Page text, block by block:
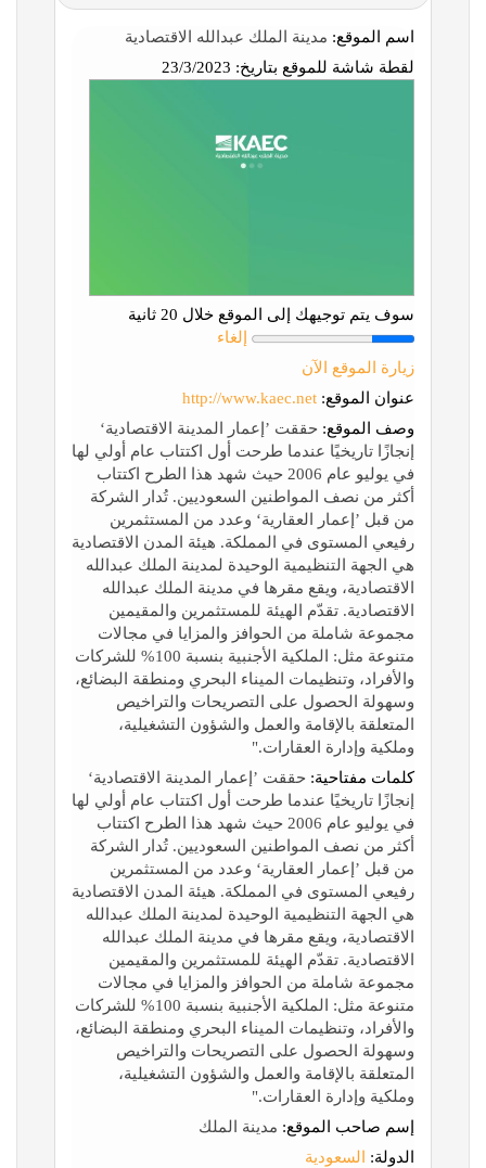
اسم الموقع: مدينة الملك عبدالله الاقتصادية
لقطة شاشة للموقع بتاريخ:
سوف يتم توجيهك إلى الموقع خلال 20 ثانية
إلغاء
زيارة الموقع الآن
عنوان الموقع: http://www.kaec.net
وصف الموقع: حققت ’إعمار المدينة الاقتصادية‘
إنجازًا تاريخيًا عندما طرحت أول اكتتاب عام أولي لها
في يوليو عام 2006 حيث شهد هذا الطرح اكتتاب
أكثر من نصف المواطنين السعوديين. تُدار الشركة
من قبل ’إعمار العقارية‘ وعدد من المستثمرين
رفيعي المستوى في المملكة. هيئة المدن الاقتصادية
هي الجهة التنظيمية الوحيدة لمدينة الملك عبدالله
الاقتصادية، ويقع مقرها في مدينة الملك عبدالله
الاقتصادية. تقدّم الهيئة للمستثمرين والمقيمين
مجموعة شاملة من الحوافز والمزايا في مجالات
متنوعة مثل: الملكية الأجنبية بنسبة 100% للشركات
والأفراد، وتنظيمات الميناء البحري ومنطقة البضائع،
وسهولة الحصول على التصريحات والتراخيص
المتعلقة بالإقامة والعمل والشؤون التشغيلية،
وملكية وإدارة العقارات."
كلمات مفتاحية: حققت ’إعمار المدينة الاقتصادية‘
إنجازًا تاريخيًا عندما طرحت أول اكتتاب عام أولي لها
في يوليو عام 2006 حيث شهد هذا الطرح اكتتاب
أكثر من نصف المواطنين السعوديين. تُدار الشركة
من قبل ’إعمار العقارية‘ وعدد من المستثمرين
رفيعي المستوى في المملكة. هيئة المدن الاقتصادية
هي الجهة التنظيمية الوحيدة لمدينة الملك عبدالله
الاقتصادية، ويقع مقرها في مدينة الملك عبدالله
الاقتصادية. تقدّم الهيئة للمستثمرين والمقيمين
مجموعة شاملة من الحوافز والمزايا في مجالات
متنوعة مثل: الملكية الأجنبية بنسبة 100% للشركات
والأفراد، وتنظيمات الميناء البحري ومنطقة البضائع،
وسهولة الحصول على التصريحات والتراخيص
المتعلقة بالإقامة والعمل والشؤون التشغيلية،
وملكية وإدارة العقارات."
إسم صاحب الموقع: مدينة الملك
الدولة:
السعودية